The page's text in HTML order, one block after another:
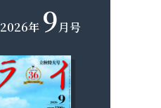
2026年 9月号